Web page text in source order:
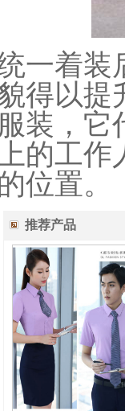
一着装
得以提
服装，它
的工作
位置。
推荐产品